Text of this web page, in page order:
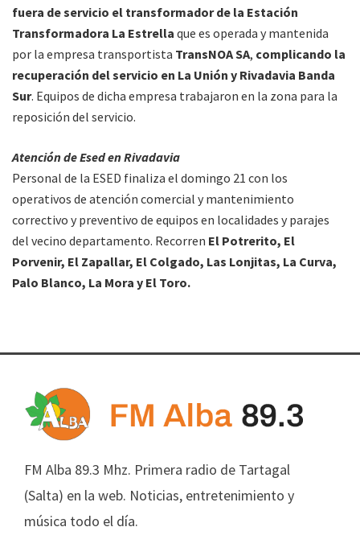
fuera de servicio el transformador de la Estación
Transformadora La Estrella que es operada y mantenida
por la empresa transportista TransNOA SA, complicando la
recuperación del servicio en La Unión y Rivadavia Banda
Sur. Equipos de dicha empresa trabajaron en la zona para la
reposición del servicio.
Atención de Esed en Rivadavia
Personal de la ESED finaliza el domingo 21 con los
operativos de atención comercial y mantenimiento
correctivo y preventivo de equipos en localidades y parajes
del vecino departamento. Recorren El Potrerito, El
Porvenir, El Zapallar, El Colgado, Las Lonjitas, La Curva,
Palo Blanco, La Mora y El Toro.
FM Alba 89.3 Mhz. Primera radio de Tartagal
(Salta) en la web. Noticias, entretenimiento y
música todo el día.